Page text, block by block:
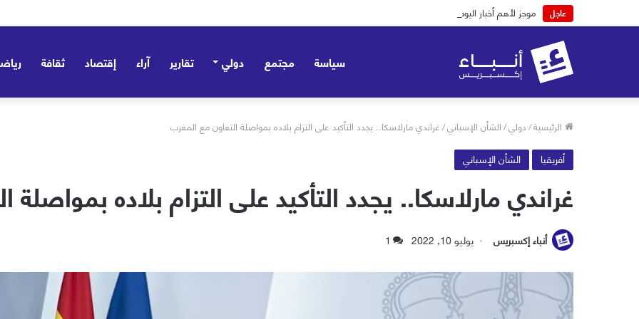
عاجل موجز لأهم أخبار اليوم الخميس 06-08-2026
سياسة مجتمع دولي تقارير آراء إقتصاد ثقافة
الرئيسية/دولي/الشأن الإسباني/غراندي مارلاسكا.. يجدد التأكيد على التزام بلاده بمواصلة التعاون مع المغرب
أفريقيا الشأن الإسباني
غراندي مارلاسكا.. يجدد التأكيد على التزام بلاده
أنباء إكسبريس يوليو 10, 2022 1